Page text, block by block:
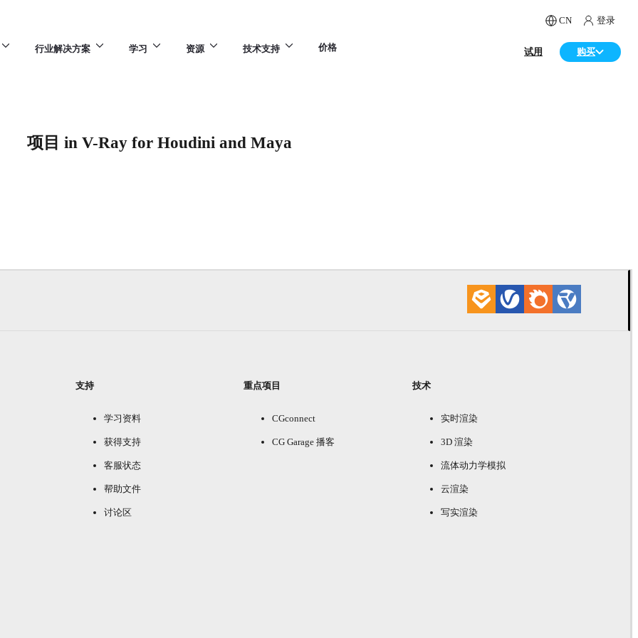
CN 登录
行业解决方案 学习 资源 技术支持 价格 试用 购买
项目 in V-Ray for Houdini and Maya
支持
学习资料
获得支持
客服状态
帮助文件
讨论区
重点项目
CGconnect
CG Garage 播客
技术
实时渲染
3D 渲染
流体动力学模拟
云渲染
写实渲染